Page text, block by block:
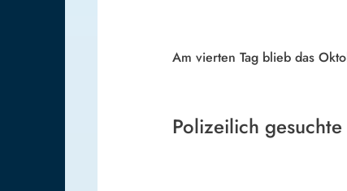
Am vierten Tag blieb das
Polizeilich